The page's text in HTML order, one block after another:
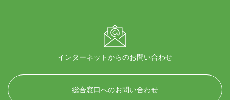
インターネットからのお問い合わせ
総合窓口へのお問い合わせ